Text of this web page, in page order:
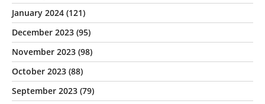
January 2024 (121)
December 2023 (95)
November 2023 (98)
October 2023 (88)
September 2023 (79)